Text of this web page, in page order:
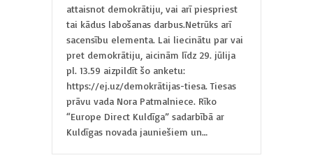
attaisnot demokrātiju, vai arī piespriest
tai kādus labošanas darbus.Netrūks arī
sacensību elementa. Lai liecinātu par vai
pret demokrātiju, aicinām līdz 29. jūlija
pl. 13.59 aizpildīt šo anketu:
https://ej.uz/demokrātijas-tiesa. Tiesas
prāvu vada Nora Patmalniece. Rīko
“Europe Direct Kuldīga” sadarbībā ar
Kuldīgas novada jauniešiem un…